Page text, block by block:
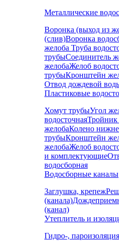
Металлические
Воронка (выход из
(слив)Воронка
желоба Труба
трубыСоединитель
желобаЖелоб
трубыКронштейн
Отвод дождевой
Пластиковые
Хомут трубыУгол
водосточнаяТройник
желобаКолено
трубыКронштейн
желобаЖелоб
и комплектующие
водосборная
Водосборные каналы
Заглушка, крепеж
(канала)
(канал)
Утеплитель и
Гидро-, пароизоляция